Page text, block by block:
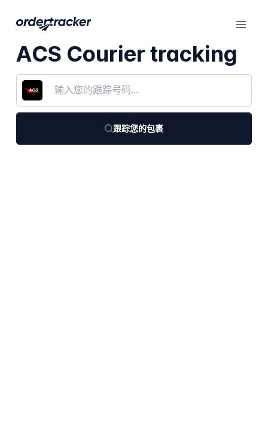
ACS Courier tracking
跟踪您的包裹